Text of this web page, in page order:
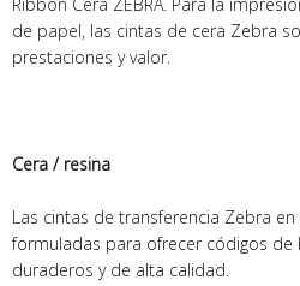
de papel, las cintas de cera Zebra
prestaciones y valor.
Cera / resina
Las cintas de transferencia Zebra
formuladas para ofrecer códigos de
duraderos y de alta calidad.